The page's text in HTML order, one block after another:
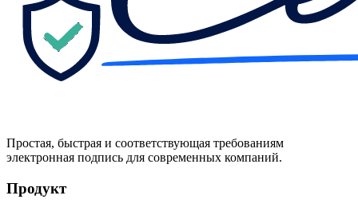
Простая, быстрая и соответствующая требованиям
электронная подпись для современных компаний.
Продукт